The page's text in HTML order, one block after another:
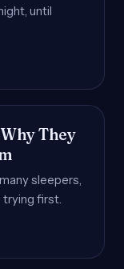
until
They
sleepers,
trying first.